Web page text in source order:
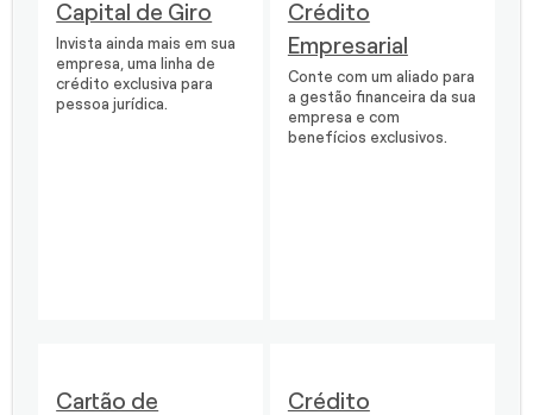
Capital de Giro
Invista ainda mais em sua
empresa, uma linha de
crédito exclusiva para
pessoa jurídica.
Crédito
Empresarial
Conte com um aliado para
a gestão financeira da sua
empresa e com
benefícios exclusivos.
Cartão de
Crédito